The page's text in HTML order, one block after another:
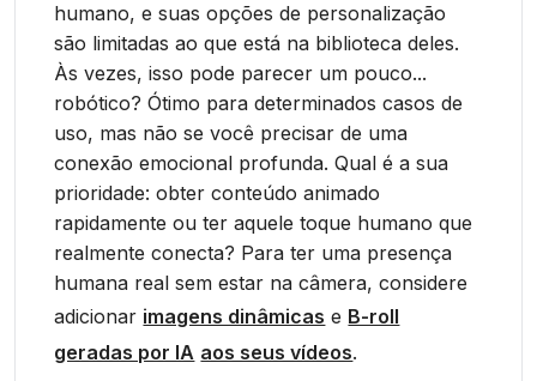
humano, e suas opções de personalização
são limitadas ao que está na biblioteca deles.
Às vezes, isso pode parecer um pouco...
robótico? Ótimo para determinados casos de
uso, mas não se você precisar de uma
conexão emocional profunda. Qual é a sua
prioridade: obter conteúdo animado
rapidamente ou ter aquele toque humano que
realmente conecta? Para ter uma presença
humana real sem estar na câmera, considere
adicionar imagens dinâmicas e B-roll
geradas por IA aos seus vídeos.